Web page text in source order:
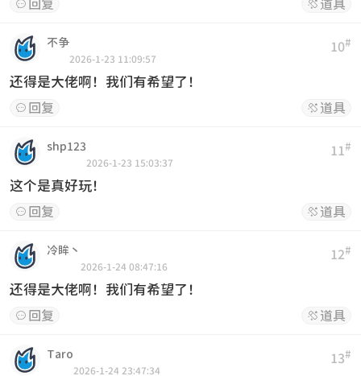
 回复  道具
10#
不争
2026-1-23 11:09:57
还得是大佬啊！我们有希望了！
 回复  道具
11 #
shp123
2026-1-23 15:03:37
这个是真好玩！
 回复  道具
12#
冷眸丶
2026-1-24 08:47:16
还得是大佬啊！我们有希望了！
 回复  道具
13#
Taro
2026-1-24 23:47:34